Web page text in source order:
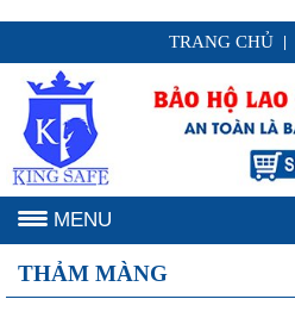
TRANG CHỦ
MENU
THẢM MÀNG